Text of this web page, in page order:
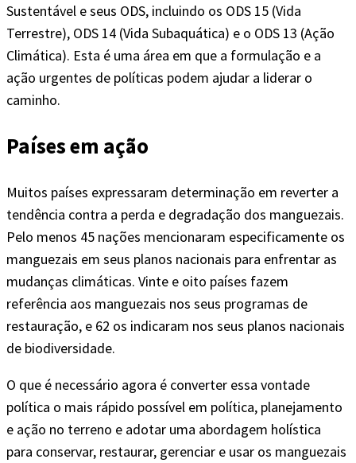
Sustentável e seus ODS, incluindo os ODS 15 (Vida
Terrestre), ODS 14 (Vida Subaquática) e o ODS 13 (Ação
Climática). Esta é uma área em que a formulação e a
ação urgentes de políticas podem ajudar a liderar o
caminho.
Países em ação
Muitos países expressaram determinação em reverter a
tendência contra a perda e degradação dos manguezais.
Pelo menos 45 nações mencionaram especificamente os
manguezais em seus planos nacionais para enfrentar as
mudanças climáticas. Vinte e oito países fazem
referência aos manguezais nos seus programas de
restauração, e 62 os indicaram nos seus planos nacionais
de biodiversidade.
O que é necessário agora é converter essa vontade
política o mais rápido possível em política, planejamento
e ação no terreno e adotar uma abordagem holística
para conservar, restaurar, gerenciar e usar os manguezais